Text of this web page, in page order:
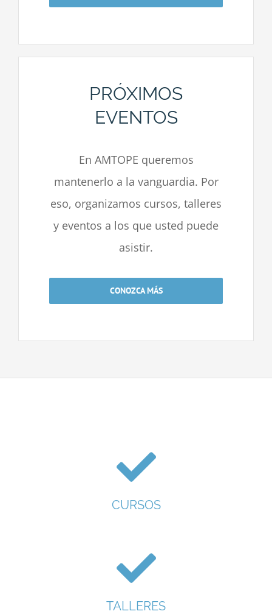
PRÓXIMOS
EVENTOS
En AMTOPE queremos
mantenerlo a la vanguardia. Por
eso, organizamos cursos, talleres
y eventos a los que usted puede
asistir.
CONOZCA MÁS
CURSOS
TALLERES